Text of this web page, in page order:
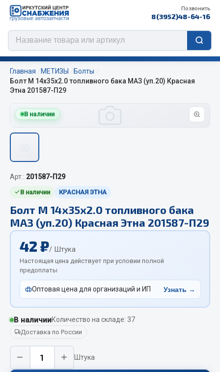
Позвонить
8(3952)48-64-16
ЦЕПИ РОССИЯ
Изготовление цепей на колеса BOHU
QITONG
Весь раздел
Отопители салона, подогреватели
Автономные воздушные отопители
Жидкостные подогреватели
Отопители салона
Подогреватели тосола
Весь раздел
Главная МЕТИЗЫ
Болты
Болт М 14х35х2.0 топливного бака МАЗ (уп.20) Красная
Этна 201587-П29
В наличии
Арт.: 201587-П29
В наличии КРАСНАЯ ЭТНА
Болт М 14х35х2.0 топливного бака
МАЗ (уп.20) Красная Этна 201587-П29
42 ₽/ Штука
Настоящая цена действует при условии полной
предоплаты
Оптовая цена для организаций и ИП Узнать →
В наличииКоличество на складе: 37
Доставка по России
− + Штука